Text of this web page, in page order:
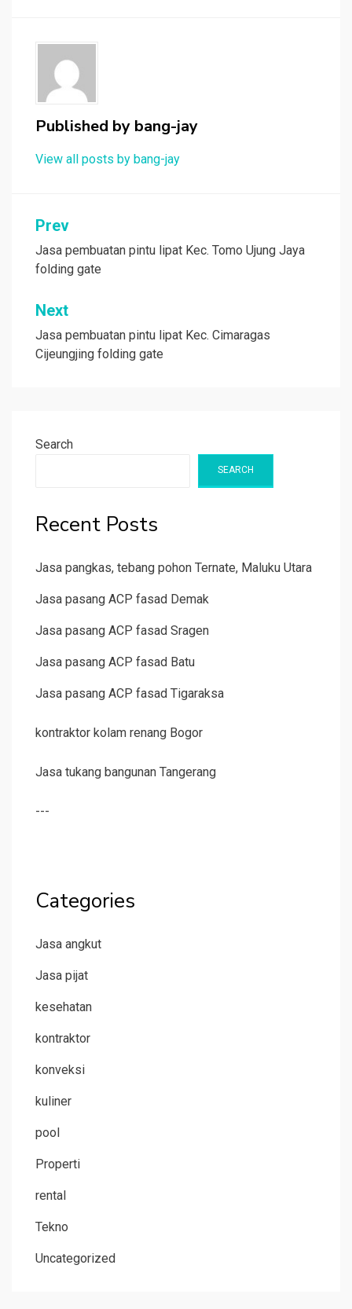
Published by bang-jay
View all posts by bang-jay
Post
navigation
Prev
Jasa pembuatan pintu lipat Kec. Tomo Ujung Jaya
folding gate
Next
Jasa pembuatan pintu lipat Kec. Cimaragas
Cijeungjing folding gate
Search
SEARCH
Recent Posts
Jasa pangkas, tebang pohon Ternate, Maluku Utara
Jasa pasang ACP fasad Demak
Jasa pasang ACP fasad Sragen
Jasa pasang ACP fasad Batu
Jasa pasang ACP fasad Tigaraksa
kontraktor kolam renang Bogor
Jasa tukang bangunan Tangerang
---
Categories
Jasa angkut
Jasa pijat
kesehatan
kontraktor
konveksi
kuliner
pool
Properti
rental
Tekno
Uncategorized